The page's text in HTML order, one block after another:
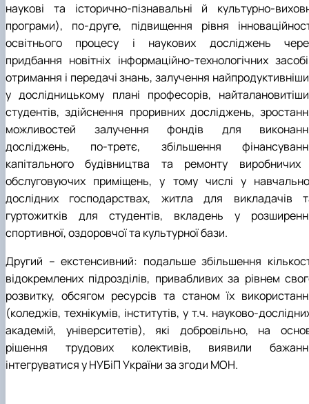
наукові та історично-пізнавальні й культурно-
програми), по-друге, підвищення рівня
освітнього процесу і наукових досліджень
придбання новітніх інформаційно-технологічних
отримання і передачі знань, залучення
у дослідницькому плані професорів,
студентів, здійснення проривних досліджень,
можливостей залучення фондів для
досліджень, по-третє, збільшення
капітального будівництва та ремонту виробничих
обслуговуючих приміщень, у тому числі у
дослідних господарствах, житла для викладачів
гуртожитків для студентів, вкладень у
спортивної, оздоровчої та культурної бази.
Другий – екстенсивний: подальше збільшення
відокремлених підрозділів, привабливих за рівнем
розвитку, обсягом ресурсів та станом їх
(коледжів, технікумів, інститутів, у т.ч. науково-
академій, університетів), які добровільно, на
рішення трудових колективів, виявили
інтегруватися у НУБіП України за згоди МОН.